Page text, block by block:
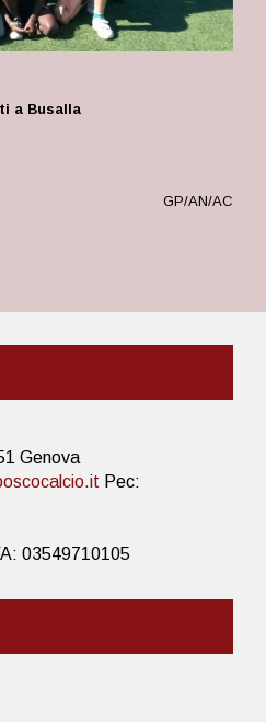
a Busalla
GP/AN/AC
Genova
Pec:
03549710105